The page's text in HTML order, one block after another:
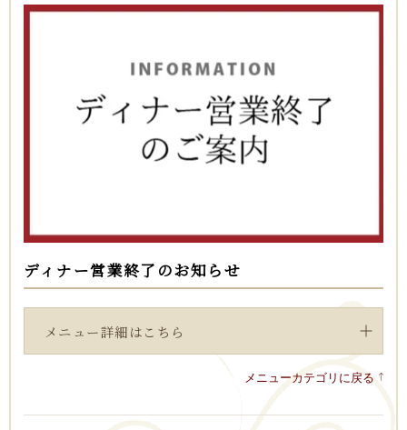
お子様メニュー
お子様も大好き★Ｋｉｄ’ｓ プレート
デザートブッフェ付き！
メニューカテゴリに戻る
ディナー営業終了のお知らせ
メニュー詳細はこちら
メニューカテゴリに戻る